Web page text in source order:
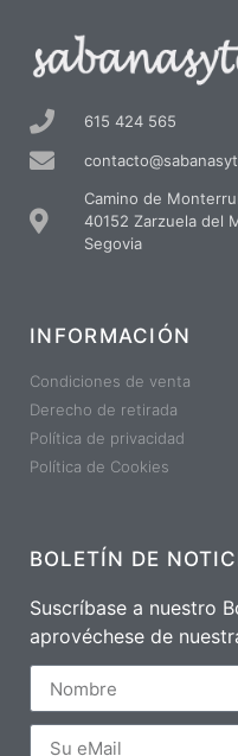
615 424 565
Camino de
40152 Zarzuela del
Segovia
INFORMACIÓN
Condiciones de venta
Derecho de retirada
Política de privacidad
Política de Cookies
BOLETÍN DE
Suscríbase a nuestro
aprovéchese de